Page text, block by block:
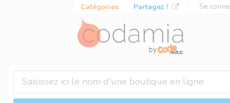
Catégories Partagez ! Se
Panneau de gestion des cookies